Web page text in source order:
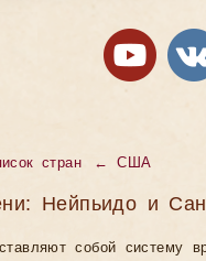
стран ←США
Нейпьидо и
собой систему